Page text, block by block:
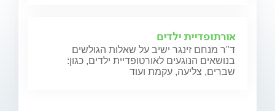
אורתופדיית ילדים
ד"ר מנחם זינגר ישיב על שאלות הגולשים
בנושאים הנוגעים לאורטופדיית ילדים, כגון:
שברים, צליעה, עקמת ועוד